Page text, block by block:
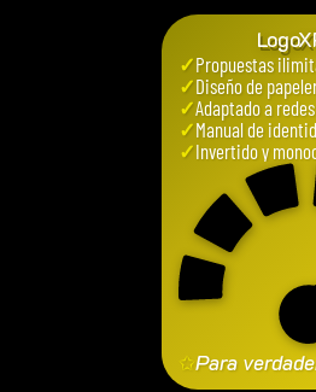
✓Propuestas
✓Diseño de
✓Adaptado a
✓Manual de
✓Invertido y
✩Para